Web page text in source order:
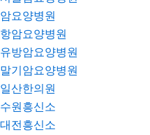
암요양병원
항암요양병원
유방암요양병원
말기암요양병원
일산한의원
수원흥신소
대전흥신소